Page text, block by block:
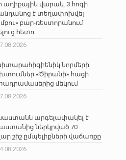
աղիքային վարակ. 3 հոգի
է տեղափոխվել
բար-ռեստորանում
հետո
նորմերի
«Ծիրանի» հացի
մեկում
արգելափակել է
ներկրված 70
շիշ ըմպելիքների վաճառքը